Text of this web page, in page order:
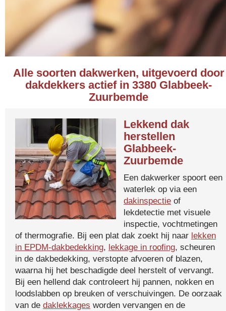
Alle soorten dakwerken, uitgevoerd door
dakdekkers actief in 3380 Glabbeek-
Zuurbemde
Lekkend dak
herstellen
Glabbeek-
Zuurbemde
Een dakwerker spoort een
waterlek op via een
dakinspectie of
lekdetectie met visuele
inspectie, vochtmetingen
of thermografie. Bij een plat dak zoekt hij naar lekken
in EPDM-dakbedekking, lekkage in roofing, scheuren
in de dakbedekking, verstopte afvoeren of blazen,
waarna hij het beschadigde deel herstelt of vervangt.
Bij een hellend dak controleert hij pannen, nokken en
loodslabben op breuken of verschuivingen. De oorzaak
van de daklekkages worden vervangen en de